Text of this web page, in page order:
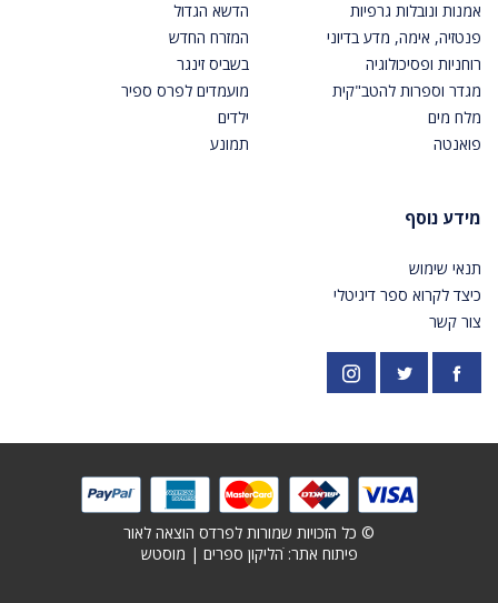
אמנות ונובלות גרפיות
פנטזיה, אימה, מדע בדיוני
רוחניות ופסיכולוגיה
מגדר וספרות להטב"קית
מלח מים
פואנטה
הדשא הגדול
המזרח החדש
בשביס זינגר
מועמדים לפרס ספיר
ילדים
תמונע
מידע נוסף
תנאי שימוש
כיצד לקרוא ספר דיגיטלי
צור קשר
פייסבוק https://twitter.com/PardesPublish
אינסטגרם
© כל הזכויות שמורות לפרדס הוצאה לאור
פיתוח אתר: ׁהליקון ספרים | מוסטש